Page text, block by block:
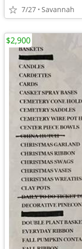
7/27 Savannah
$2,900